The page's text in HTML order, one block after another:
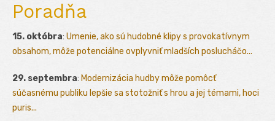
Poradňa
15. októbra: Umenie, ako sú hudobné klipy s provokatívnym
obsahom, môže potenciálne ovplyvniť mladších poslucháčo...
29. septembra: Modernizácia hudby môže pomôcť
súčasnému publiku lepšie sa stotožniť s hrou a jej témami, hoci
puris...